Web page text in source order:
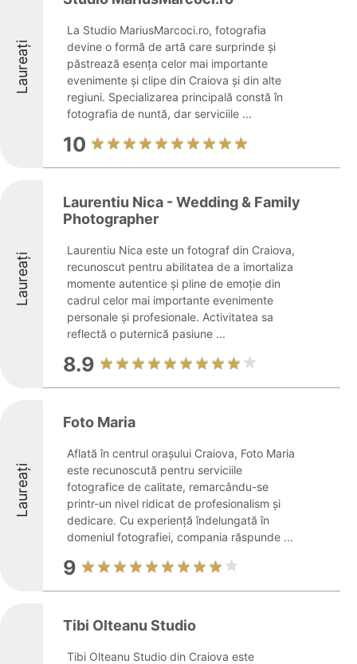
Laureați
La Studio MariusMarcoci.ro, fotografia
devine o formă de artă care surprinde și
păstrează esența celor mai importante
evenimente și clipe din Craiova și din alte
regiuni. Specializarea principală constă în
fotografia de nuntă, dar serviciile ...
10
Laureați
Laurentiu Nica - Wedding & Family
Photographer
Laurentiu Nica este un fotograf din Craiova,
recunoscut pentru abilitatea de a imortaliza
momente autentice și pline de emoție din
cadrul celor mai importante evenimente
personale și profesionale. Activitatea sa
reflectă o puternică pasiune ...
8.9
Laureați
Foto Maria
Aflată în centrul orașului Craiova, Foto Maria
este recunoscută pentru serviciile
fotografice de calitate, remarcându-se
printr-un nivel ridicat de profesionalism și
dedicare. Cu experiență îndelungată în
domeniul fotografiei, compania răspunde ...
9
Tibi Olteanu Studio
Tibi Olteanu Studio din Craiova este